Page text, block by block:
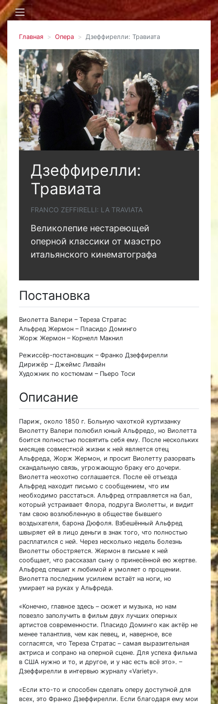
Главная Опера Дзеффирелли: Травиата
Дзеффирелли:
Травиата
FRANCO ZEFFIRELLI: LA TRAVIATA
Великолепие нестареющей
оперной классики от маэстро
итальянского кинематографа
Постановка
Виолетта Валери – Тереза Стратас
Альфред Жермон – Пласидо Доминго
Жорж Жермон – Корнелл Макнил
Режиссёр-постановщик – Франко Дзеффирелли
Дирижёр – Джеймс Ливайн
Художник по костюмам – Пьеро Тоси
Описание
Париж, около 1850 г. Больную чахоткой куртизанку
Виолетту Валери полюбил юный Альфредо, но Виолетта
боится полностью посвятить себя ему. После нескольких
месяцев совместной жизни к ней является отец
Альфреда, Жорж Жермон, и просит Виолетту разорвать
скандальную связь, угрожающую браку его дочери.
Виолетта неохотно соглашается. После её отъезда
Альфред находит письмо с сообщением, что им
необходимо расстаться. Альфред отправляется на бал,
который устраивает Флора, подруга Виолетты, и видит
там свою возлюбленную в обществе бывшего
воздыхателя, барона Дюфоля. Взбешённый Альфред
швыряет ей в лицо деньги в знак того, что полностью
расплатился с ней. Через несколько недель болезнь
Виолетты обостряется. Жермон в письме к ней
сообщает, что рассказал сыну о принесённой ею жертве.
Альфред спешит к любимой и умоляет о прощении.
Виолетта последним усилием встаёт на ноги, но
умирает на руках у Альфреда.
«Конечно, главное здесь – сюжет и музыка, но нам
повезло заполучить в фильм двух лучших оперных
артистов современности. Пласидо Доминго как актёр не
менее талантлив, чем как певец, и, наверное, все
согласятся, что Тереза Стратас – самая выразительная
актриса и сопрано на оперной сцене. Для успеха фильма
в США нужно и то, и другое, и у нас есть всё это». –
Дзеффирелли в интервью журналу «Variety».
«Если кто-то и способен сделать оперу доступной для
всех, это Франко Дзеффирелли. Если благодаря ему мои